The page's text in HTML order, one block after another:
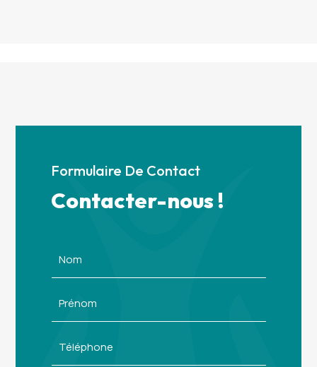
Formulaire De Contact
Contacter-nous !